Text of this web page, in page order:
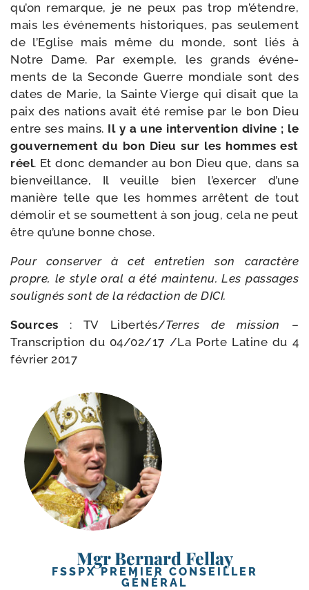
qu’on remarque, je ne peux pas trop m’étendre,
mais les évé­ne­ments his­to­riques, pas seule­ment
de l’Eglise mais même du monde, sont liés à
Notre Dame. Par exemple, les grands évé­ne­
ments de la Seconde Guerre mon­diale sont des
dates de Marie, la Sainte Vierge qui disait que la
paix des nations avait été remise par le bon Dieu
entre ses mains. Il y a une inter­ven­tion divine ; le
gou­ver­ne­ment du bon Dieu sur les hommes est
réel. Et donc deman­der au bon Dieu que, dans sa
bien­veillance, Il veuille bien l’exercer d’une
manière telle que les hommes arrêtent de tout
démo­lir et se sou­mettent à son joug, cela ne peut
être qu’une bonne chose.
Pour conser­ver à cet entre­tien son carac­tère
propre, le style oral a été main­te­nu. Les pas­sages
sou­li­gnés sont de la rédac­tion de DICI.
Sources : TV Libertés/​Terres de mis­sion –
Transcription du 04/​02/​17 /​La Porte Latine du 4
février 2017
Mgr Bernard Fellay
FSSPX PREMIER CONSEILLER
GÉNÉRAL